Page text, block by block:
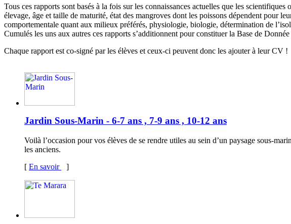
Tous ces rapports sont basés à la fois sur les connaissances actuelles que les
élevage, âge et taille de maturité, état des mangroves dont les poissons dépendent pour
comportementale quant aux milieux préférés, physiologie, biologie, détermination de
Cumulés les uns aux autres ces rapports s’additionnent pour constituer la Base de
Chaque rapport est co-signé par les élèves et ceux-ci peuvent donc les ajouter à leur CV !
Jardin Sous-Marin - 6-7 ans , 7-9 ans , 10-12 ans
Voilà l’occasion pour vos élèves de se rendre utiles au sein d’un paysage sous-
les anciens.
[ En savoir ]